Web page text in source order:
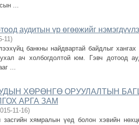
...
аудитын үр өгөөжийг
11)
банкны найдвартай байдлыг
ач холбогдолтой юм. Гэвч дотоод
...
ХӨРӨНГӨ ОРУУЛАЛТЫН
АРГА ЗАМ
11-16)
хямралын үед болон хэвийн